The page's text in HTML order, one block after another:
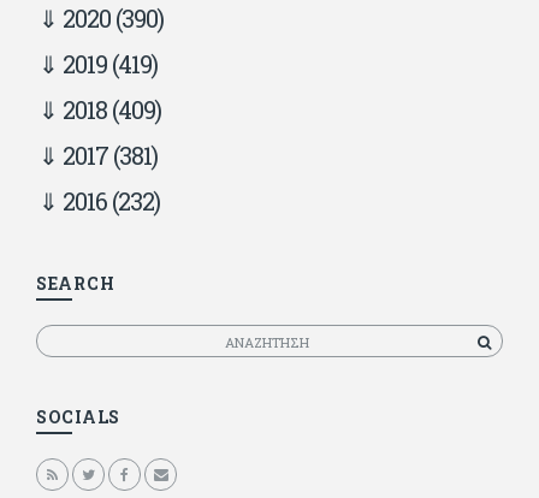
2020(390)
2019(419)
2018(409)
2017(381)
2016(232)
SEARCH
Αναζητηση
SOCIALS